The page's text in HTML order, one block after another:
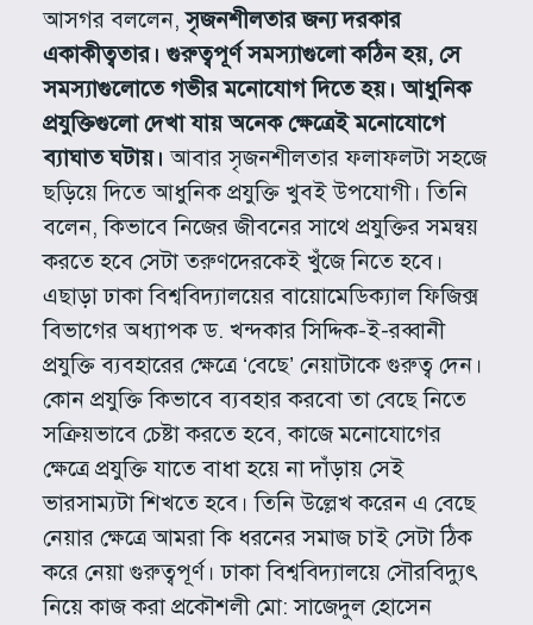
আসগর বললেন,সৃজনশীলতার জন্য দরকার
একাকীত্বতার। গুরুত্বপূর্ণ সমস্যাগুলো কঠিন হয়, সে
সমস্যাগুলোতে গভীর মনোযোগ দিতে হয়। আধুনিক
প্রযুক্তিগুলো দেখা যায় অনেক ক্ষেত্রেই মনোযোগে
ব্যাঘাত ঘটায়। আবার সৃজনশীলতার ফলাফলটা সহজে
ছড়িয়ে দিতে আধুনিক প্রযুক্তি খুবই উপযোগী। তিনি
বলেন, কিভাবে নিজের জীবনের সাথে প্রযুক্তির সমন্বয়
করতে হবে সেটা তরুণদেরকেই খুঁজে নিতে হবে।
এছাড়া ঢাকা বিশ্ববিদ্যালয়ের বায়োমেডিক্যাল ফিজিক্স
বিভাগের অধ্যাপক ড. খন্দকার সিদ্দিক-ই-রব্বানী
প্রযুক্তি ব্যবহারের ক্ষেত্রে ‘বেছে’ নেয়াটাকে গুরুত্ব দেন।
কোন প্রযুক্তি কিভাবে ব্যবহার করবো তা বেছে নিতে
সক্রিয়ভাবে চেষ্টা করতে হবে, কাজে মনোযোগের
ক্ষেত্রে প্রযুক্তি যাতে বাধা হয়ে না দাঁড়ায় সেই
ভারসাম্যটা শিখতে হবে। তিনি উল্লেখ করেন এ বেছে
নেয়ার ক্ষেত্রে আমরা কি ধরনের সমাজ চাই সেটা ঠিক
করে নেয়া গুরুত্বপূর্ণ। ঢাকা বিশ্ববিদ্যালয়ে সৌরবিদ্যুৎ
নিয়ে কাজ করা প্রকৌশলী মো: সাজেদুল হোসেন